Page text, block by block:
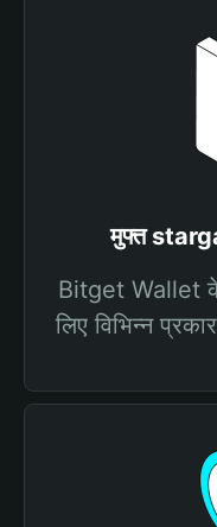
मुफ्त
Bitget Wallet के
लिए विभिन्न